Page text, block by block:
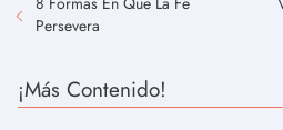
Persevera
¡Más Contenido!